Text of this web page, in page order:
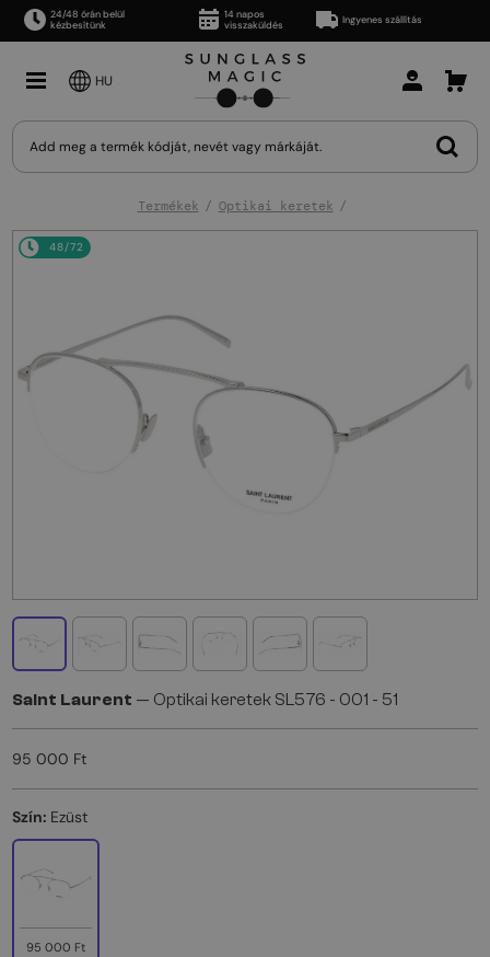
24/48 órán belül
kézbesítünk
14 napos
visszaküldés
Ingyenes szállítás
HU
Termékek Optikai keretek
48/72
Saint Laurent — Optikai keretek SL576 - 001 - 51
95 000 Ft
Szín: Ezüst
95 000 Ft